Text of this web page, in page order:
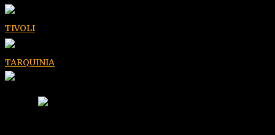
TIVOLI
TARQUINIA